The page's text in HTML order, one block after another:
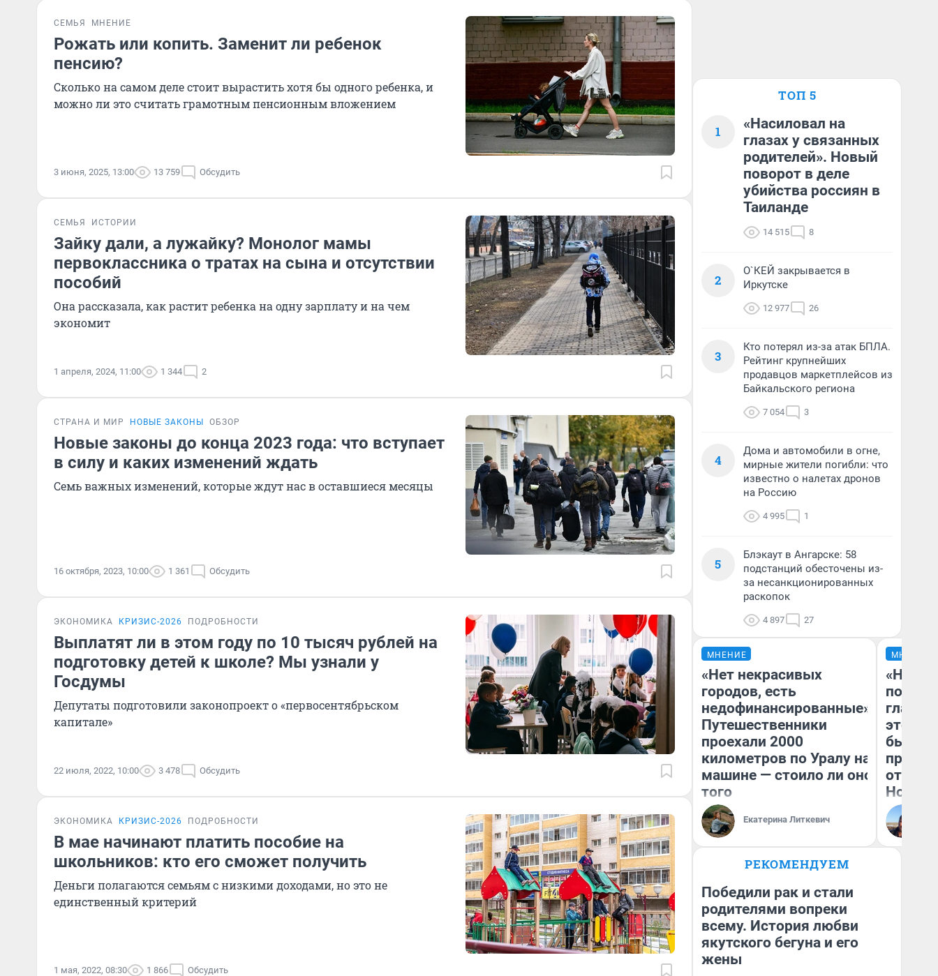
СЕМЬЯ МНЕНИЕ
Рожать или копить. Заменит ли ребенок
пенсию?
Сколько на самом деле стоит вырастить хотя бы одного ребенка, и
можно ли это считать грамотным пенсионным вложением
3 июня, 2025, 13:00 13 759 Обсудить
СЕМЬЯ ИСТОРИИ
Зайку дали, а лужайку? Монолог мамы
первоклассника о тратах на сына и отсутствии
пособий
Она рассказала, как растит ребенка на одну зарплату и на чем
экономит
1 апреля, 2024, 11:00 1 344 2
СТРАНА И МИР НОВЫЕ ЗАКОНЫ ОБЗОР
Новые законы до конца 2023 года: что вступает
в силу и каких изменений ждать
Семь важных изменений, которые ждут нас в оставшиеся месяцы
16 октября, 2023, 10:00 1 361 Обсудить
ЭКОНОМИКА КРИЗИС-2026 ПОДРОБНОСТИ
Выплатят ли в этом году по 10 тысяч рублей на
подготовку детей к школе? Мы узнали у
Госдумы
Депутаты подготовили законопроект о «первосентябрьском
капитале»
22 июля, 2022, 10:00 3 478 Обсудить
ЭКОНОМИКА КРИЗИС-2026 ПОДРОБНОСТИ
В мае начинают платить пособие на
школьников: кто его сможет получить
Деньги полагаются семьям с низкими доходами, но это не
единственный критерий
1 мая, 2022, 08:30 1 866 Обсудить
ТОП 5
1
«Насиловал на
глазах у связанных
родителей». Новый
поворот в деле
убийства россиян в
Таиланде
14 515 8
2
О`КЕЙ закрывается в
Иркутске
12 977 26
3
Кто потерял из-за атак БПЛА.
Рейтинг крупнейших
продавцов маркетплейсов из
Байкальского региона
7 054 3
4
Дома и автомобили в огне,
мирные жители погибли: что
известно о налетах дронов
на Россию
4 995 1
5
Блэкаут в Ангарске: 58
подстанций обесточены из-
за несанкционированных
раскопок
4 897 27
МНЕНИЕ
«Нет некрасивых
городов, есть
недофинансированные».
Путешественники
проехали 2000
километров по Уралу на
машине — стоило ли оно
того
Екатерина Литкевич
МНЕНИЕ
этого
бьет
отзыв
Нолана
РЕКОМЕНДУЕМ
Победили рак и стали
родителями вопреки
всему. История любви
якутского бегуна и его
жены